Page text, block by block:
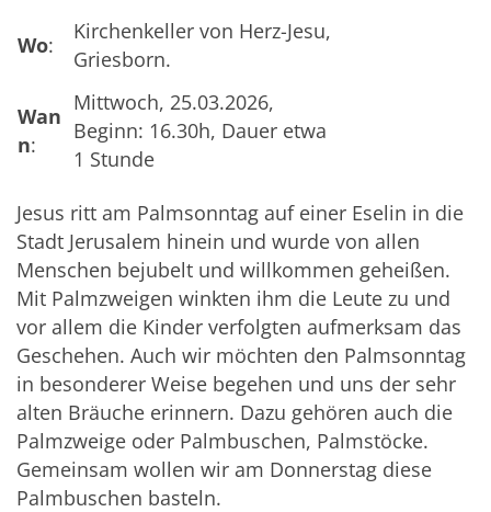
Wo:
Kirchenkeller von Herz-Jesu,
Griesborn.
Wan
n:
Mittwoch, 25.03.2026,
Beginn: 16.30h, Dauer etwa
1 Stunde
Jesus ritt am Palmsonntag auf einer Eselin in die
Stadt Jerusalem hinein und wurde von allen
Menschen bejubelt und willkommen geheißen.
Mit Palmzweigen winkten ihm die Leute zu und
vor allem die Kinder verfolgten aufmerksam das
Geschehen. Auch wir möchten den Palmsonntag
in besonderer Weise begehen und uns der sehr
alten Bräuche erinnern. Dazu gehören auch die
Palmzweige oder Palmbuschen, Palmstöcke.
Gemeinsam wollen wir am Donnerstag diese
Palmbuschen basteln.